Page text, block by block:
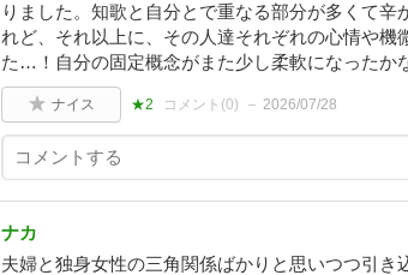
りました。知歌と自分とで重なる部分が多くて
れど、それ以上に、その人達それぞれの心情や機
た…！自分の固定概念がまた少し柔軟になったか
ナイス ★2 コメント(0) 2026/07/28
ナカ
夫婦と独身女性の三角関係ばかりと思いつつ引